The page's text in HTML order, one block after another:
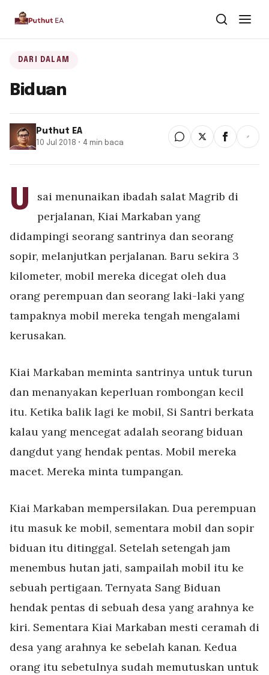
Dari Dalam
Dari Kawan
Buku
Tentang
Puthut EA
Situsweb
DARI DALAM
Biduan
Puthut EA
10 Jul 2018 • 4 min baca
U
sai menunaikan ibadah salat Magrib di
perjalanan, Kiai Markaban yang
didampingi seorang santrinya dan seorang
sopir, melanjutkan perjalanan. Baru sekira 3
kilometer, mobil mereka dicegat oleh dua
orang perempuan dan seorang laki-laki yang
tampaknya mobil mereka tengah mengalami
kerusakan.
Kiai Markaban meminta santrinya untuk turun
dan menanyakan keperluan rombongan kecil
itu. Ketika balik lagi ke mobil, Si Santri berkata
kalau yang mencegat adalah seorang biduan
dangdut yang hendak pentas. Mobil mereka
macet. Mereka minta tumpangan.
Kiai Markaban mempersilakan. Dua perempuan
itu masuk ke mobil, sementara mobil dan sopir
biduan itu ditinggal. Setelah setengah jam
menembus hutan jati, sampailah mobil itu ke
sebuah pertigaan. Ternyata Sang Biduan
hendak pentas di sebuah desa yang arahnya ke
kiri. Sementara Kiai Markaban mesti ceramah di
desa yang arahnya ke sebelah kanan. Kedua
orang itu sebetulnya sudah memutuskan untuk